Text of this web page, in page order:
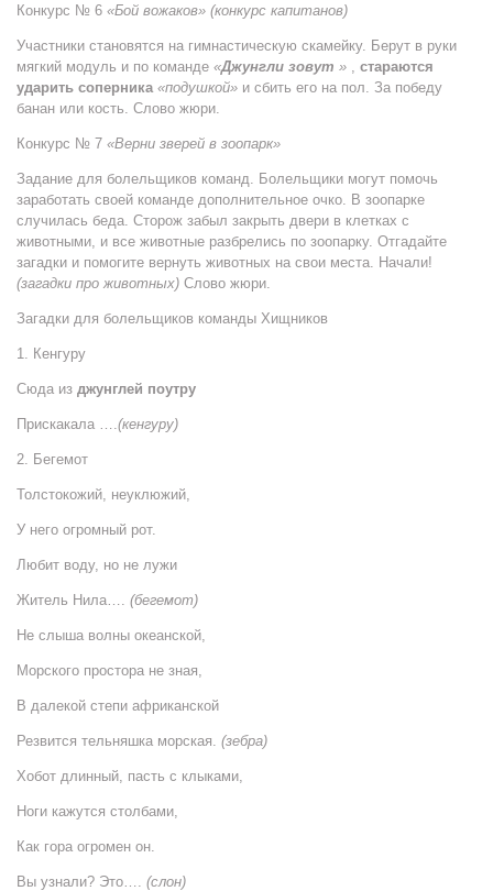
Конкурс № 6 «Бой вожаков» (конкурс капитанов)
Участники становятся на гимнастическую скамейку. Берут в руки
мягкий модуль и по команде «Джунгли зовут »
стараются
ударить соперника «подушкой» и сбить его на пол. За победу
банан или кость. Слово жюри.
Конкурс № 7 «Верни зверей в зоопарк»
Задание для болельщиков команд. Болельщики могут помочь
заработать своей команде дополнительное очко. В зоопарке
случилась беда. Сторож забыл закрыть двери в клетках с
животными, и все животные разбрелись по зоопарку. Отгадайте
загадки и помогите вернуть животных на свои места. Начали!
(загадки про животных) Слово жюри.
Загадки для болельщиков команды Хищников
1. Кенгуру
Сюда из джунглей поутру
Прискакала …. (кенгуру)
2. Бегемот
Толстокожий, неуклюжий,
У него огромный рот.
Любит воду, но не лужи
Житель Нила…. (бегемот)
Не слыша волны океанской,
Морского простора не зная,
В далекой степи африканской
Резвится тельняшка морская. (зебра)
Хобот длинный, пасть с клыками,
Ноги кажутся столбами,
Как гора огромен он.
Вы узнали? Это…. (слон)